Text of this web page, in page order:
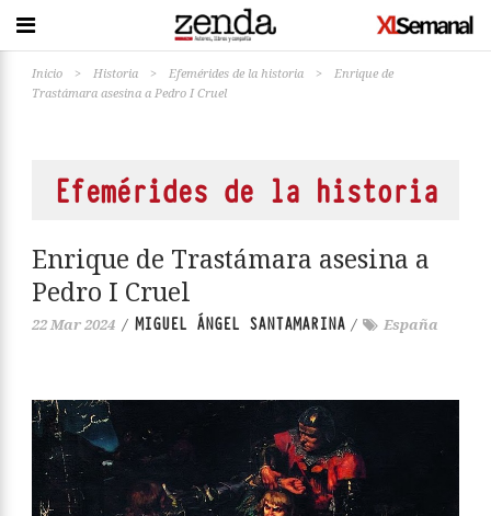
Inicio > Historia > Efemérides de la historia >
Enrique de
Trastámara asesina a Pedro I Cruel
Efemérides de la historia
Enrique de Trastámara asesina a
Pedro I Cruel
22 Mar 2024 / MIGUEL ÁNGEL SANTAMARINA / España